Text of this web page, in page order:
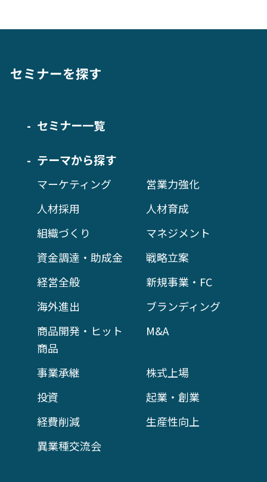
セミナーを探す
セミナー一覧
テーマから探す
マーケティング
営業力強化
人材採用
人材育成
組織づくり
マネジメント
資金調達・助成金
戦略立案
経営全般
新規事業・FC
海外進出
ブランディング
商品開発・ヒット
商品
M&A
事業承継
株式上場
投資
起業・創業
経費削減
生産性向上
異業種交流会